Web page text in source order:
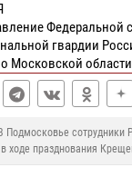
Федеральной
гвардии
Московской области
В Подмосковье сотрудники
ходе празднования